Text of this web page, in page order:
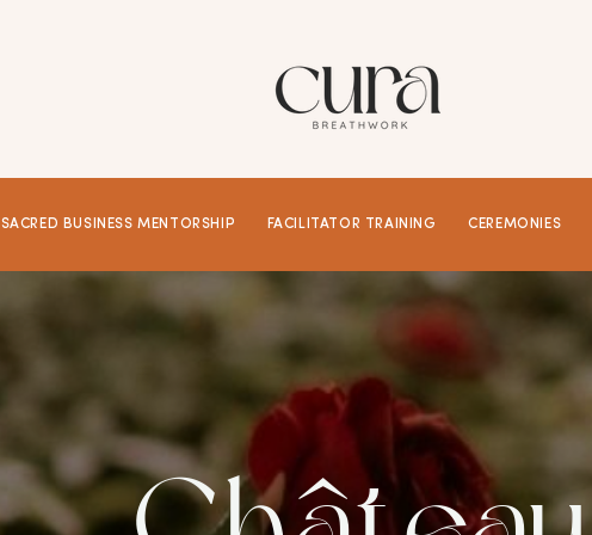
SACRED BUSINESS MENTORSHIP FACILITATOR TRAINING CEREMONIES